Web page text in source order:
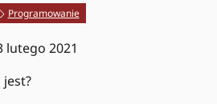
Programowanie
lutego 2021